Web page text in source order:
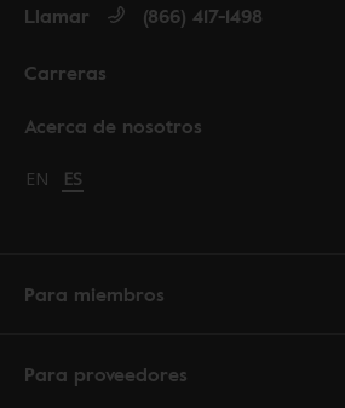
Acerca de nosotros
Carreras
Llamar (866) 417-1498
Change language to English
EN Cambiar idioma a español
ES
Para miembros
Para proveedores